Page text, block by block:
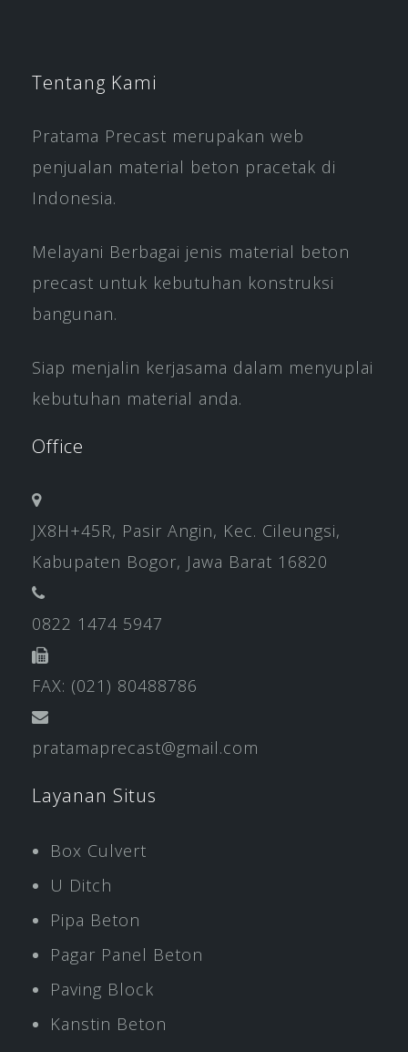
Tentang Kami
Pratama Precast merupakan web
penjualan material beton pracetak di
Indonesia.
Melayani Berbagai jenis material beton
precast untuk kebutuhan konstruksi
bangunan.
Siap menjalin kerjasama dalam menyuplai
kebutuhan material anda.
Office
JX8H+45R, Pasir Angin, Kec. Cileungsi,
Kabupaten Bogor, Jawa Barat 16820
0822 1474 5947
FAX: (021) 80488786
pratamaprecast@gmail.com
Layanan Situs
Box Culvert
U Ditch
Pipa Beton
Pagar Panel Beton
Paving Block
Kanstin Beton